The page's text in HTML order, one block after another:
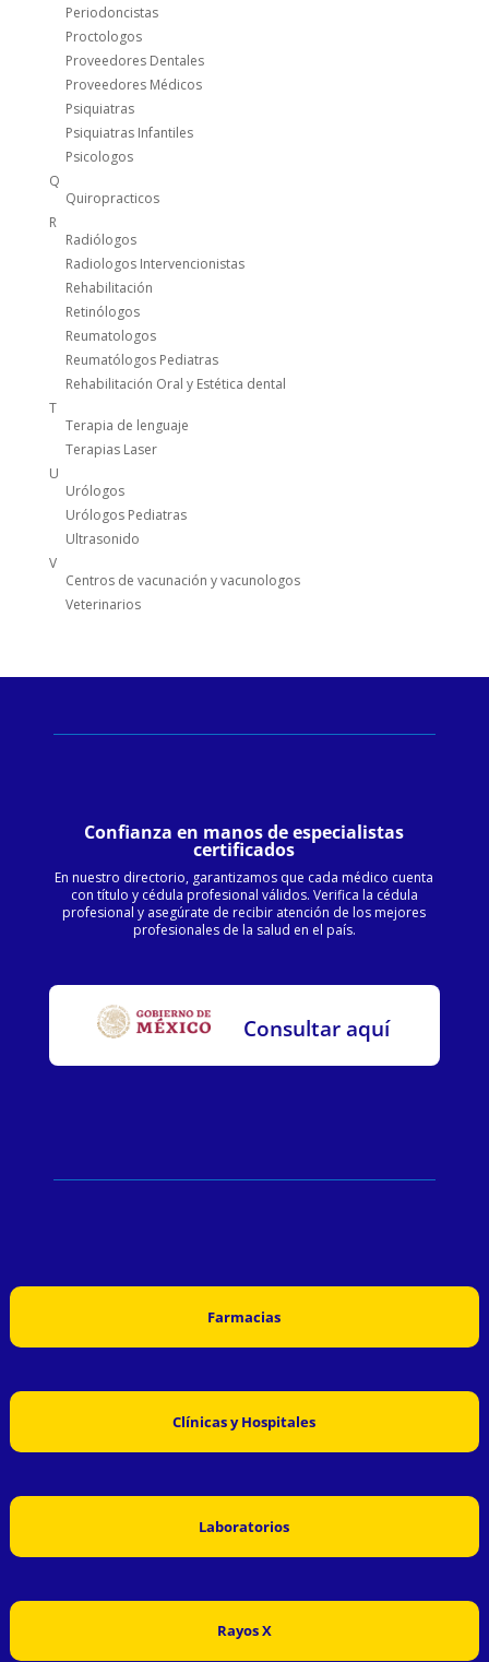
Periodoncistas
Proctologos
Proveedores Dentales
Proveedores Médicos
Psiquiatras
Psiquiatras Infantiles
Psicologos
Q
Quiropracticos
R
Radiólogos
Radiologos Intervencionistas
Rehabilitación
Retinólogos
Reumatologos
Reumatólogos Pediatras
Rehabilitación Oral y Estética dental
T
Terapia de lenguaje
Terapias Laser
U
Urólogos
Urólogos Pediatras
Ultrasonido
V
Centros de vacunación y vacunologos
Veterinarios
Confianza en manos de especialistas
certificados
En nuestro directorio, garantizamos que cada médico cuenta
con título y cédula profesional válidos. Verifica la cédula
profesional y asegúrate de recibir atención de los mejores
profesionales de la salud en el país.
Consultar aquí
Farmacias
Clínicas y Hospitales
Laboratorios
Rayos X